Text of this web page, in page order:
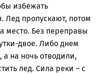
избежать
Лед пропускают, потом
место. Без переправы
двое. Либо днем
а на ночь отводили,
лед. Сила реки – с